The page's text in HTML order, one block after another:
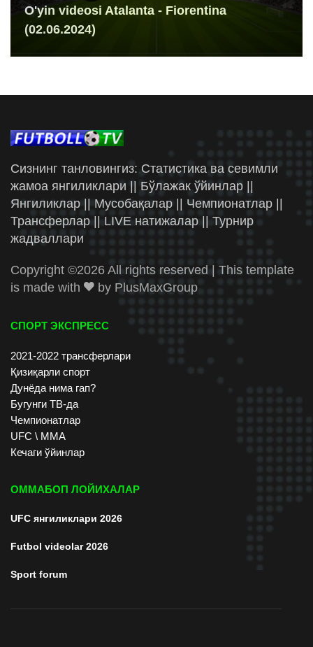
O'yin videosi Atalanta - Fiorentina
(02.06.2024)
Сизнинг танловингиз: Статистика ва севимли
жамоа янгиликлари || Бўлажак ўйинлар ||
Янгиликлар || Мусобақалар || Чемпионатлар ||
Трансферлар || LIVE натижалар || Турнир
жадваллари
Copyright ©2026 All rights reserved | This template
is made with
by PlusMaxGroup
СПОРТ ЭКСПРЕСС
2021-2022 трансферлари
Қизиқарли спорт
Дунёда нима гап?
Бугунги ТВ-да
Чемпионатлар
UFC \ ММА
Кечаги ўйинлар
ОММАБОП ЛОЙИХАЛАР
UFC янгиликлари 2026
Futbol videolar 2026
Sport forum